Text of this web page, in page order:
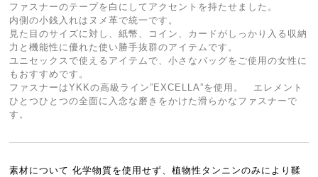
ファスナーのテープを白にしてアクセントを持たせました。
内側の小銭入れはヌメ革で統一です。
見た目のサイズに対し、紙幣、コイン、カードがしっかり入る収納
力と機能性に優れた使い勝手抜群のアイテムです。
ユニセックスで使えるアイテムで、小さなバッグをご使用の女性に
もおすすめです。
ファスナーはYKKの高級ライン”EXCELLA”を使用。 エレメント
ひとつひとつの全面に入念な磨きをかけた滑らかなファスナーで
す。
素材について 化学物質を使用せず、植物性タンニンのみにより鞣